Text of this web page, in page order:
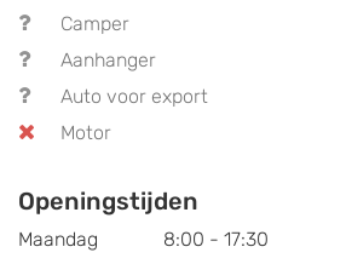
Camper
Aanhanger
Auto voor export
Motor
Openingstijden
Maandag
8:00 - 17:30